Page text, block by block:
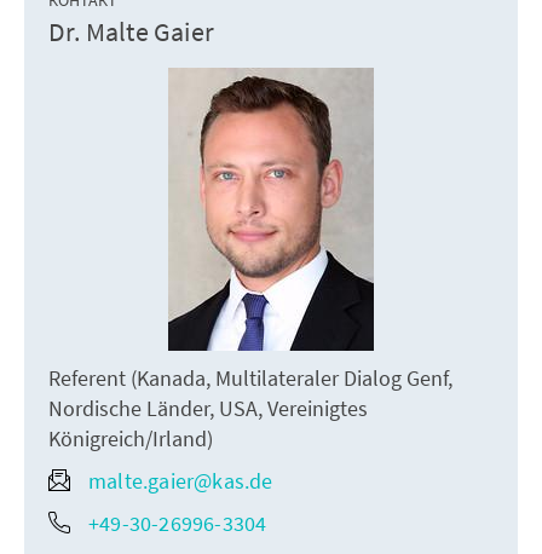
Dr. Malte Gaier
Referent (Kanada, Multilateraler Dialog Genf,
Nordische Länder, USA, Vereinigtes
Königreich/Irland)
malte.gaier@kas.de
+49-30-26996-3304